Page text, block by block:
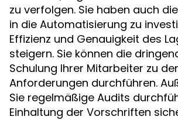
zu verfolgen. Sie haben auch
in die Automatisierung zu
Effizienz und Genauigkeit des
steigern. Sie können die
Schulung Ihrer Mitarbeiter zu
Anforderungen durchführen.
Sie regelmäßige Audits
Einhaltung der Vorschriften